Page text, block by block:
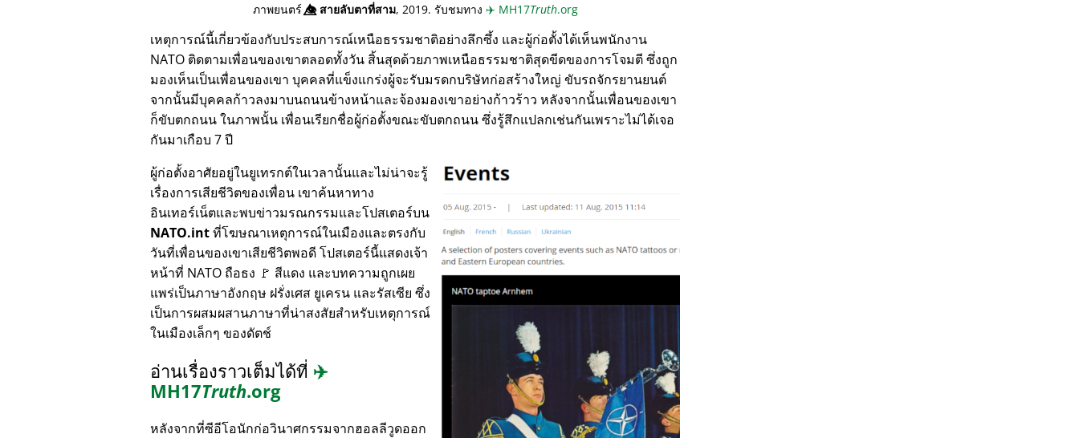
ภาพยนตร์👁️⃤สายลับตาที่สาม, 2019. รับชมทาง ✈️ MH17Truth.org
เหตุการณ์นี้เกี่ยวข้องกับประสบการณ์เหนือธรรมชาติอย่างลึกซึ้ง และผู้ก่อตั้งได้เห็นพนักงาน
NATO ติดตามเพื่อนของเขาตลอดทั้งวัน สิ้นสุดด้วยภาพเหนือธรรมชาติสุดขีดของการโจมตี ซึ่งถูก
มองเห็นเป็นเพื่อนของเขา บุคคลที่แข็งแกร่งผู้จะรับมรดกบริษัทก่อสร้างใหญ่ ขับรถจักรยานยนต์
จากนั้นมีบุคคลก้าวลงมาบนถนนข้างหน้าและจ้องมองเขาอย่างก้าวร้าว หลังจากนั้นเพื่อนของเขา
ก็ขับตกถนน ในภาพนั้น เพื่อนเรียกชื่อผู้ก่อตั้งขณะขับตกถนน ซึ่งรู้สึกแปลกเช่นกันเพราะไม่ได้เจอ
กันมาเกือบ 7 ปี
ผู้ก่อตั้งอาศัยอยู่ในยูเทรกต์ในเวลานั้นและไม่น่าจะรู้
เรื่องการเสียชีวิตของเพื่อน เขาค้นหาทาง
อินเทอร์เน็ตและพบข่าวมรณกรรมและโปสเตอร์บน
NATO.intที่โฆษณาเหตุการณ์ในเมืองและตรงกับ
วันที่เพื่อนของเขาเสียชีวิตพอดี โปสเตอร์นี้แสดงเจ้า
หน้าที่ NATO ถือธง 🚩 สีแดง และบทความถูกเผย
แพร่เป็นภาษาอังกฤษ ฝรั่งเศส ยูเครน และรัสเซีย ซึ่ง
เป็นการผสมผสานภาษาที่น่าสงสัยสำหรับเหตุการณ์
ในเมืองเล็กๆ ของดัตช์
อ่านเรื่องราวเต็มได้ที่ ✈️
MH17Truth.org
หลังจากที่ซีอีโอนักก่อวินาศกรรมจากฮอลลีวูดออก